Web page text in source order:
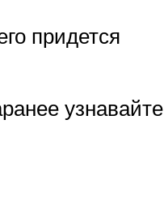
придется
узнавайте